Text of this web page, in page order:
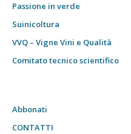
Passione in verde
Suinicoltura
VVQ – Vigne Vini e Qualità
Comitato tecnico scientifico
Abbonati
CONTATTI